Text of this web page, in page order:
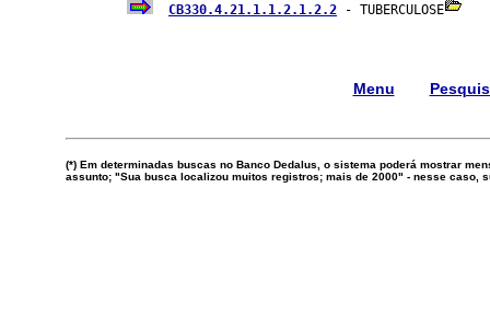
CB330.4.21.1.1.2.1.2.2 - TUBERCULOSE
Menu
(*) Em determinadas buscas no Banco Dedalus, o sistema poderá mostrar
assunto; "Sua busca localizou muitos registros; mais de 2000" - nesse caso,